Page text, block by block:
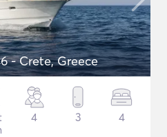
- Crete, Greece
4 3 4